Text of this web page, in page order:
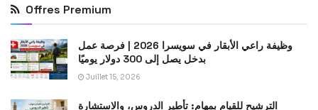
Offres Premium
وظيفة راعي الأبقار في سويسرا 2026 | فرصة عمل
بدخل يصل إلى 300 دولار يوميًا
Juillet 15, 2026
الترشيح للقيام بمهام: تأطير الدروس، والاستشارة